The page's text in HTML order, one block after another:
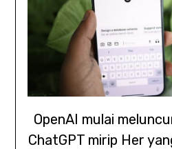
OpenAI mulai
ChatGPT mirip Her